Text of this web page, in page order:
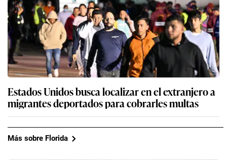
Estados Unidos busca localizar en el extranjero a
migrantes deportados para cobrarles multas
Más sobre Florida